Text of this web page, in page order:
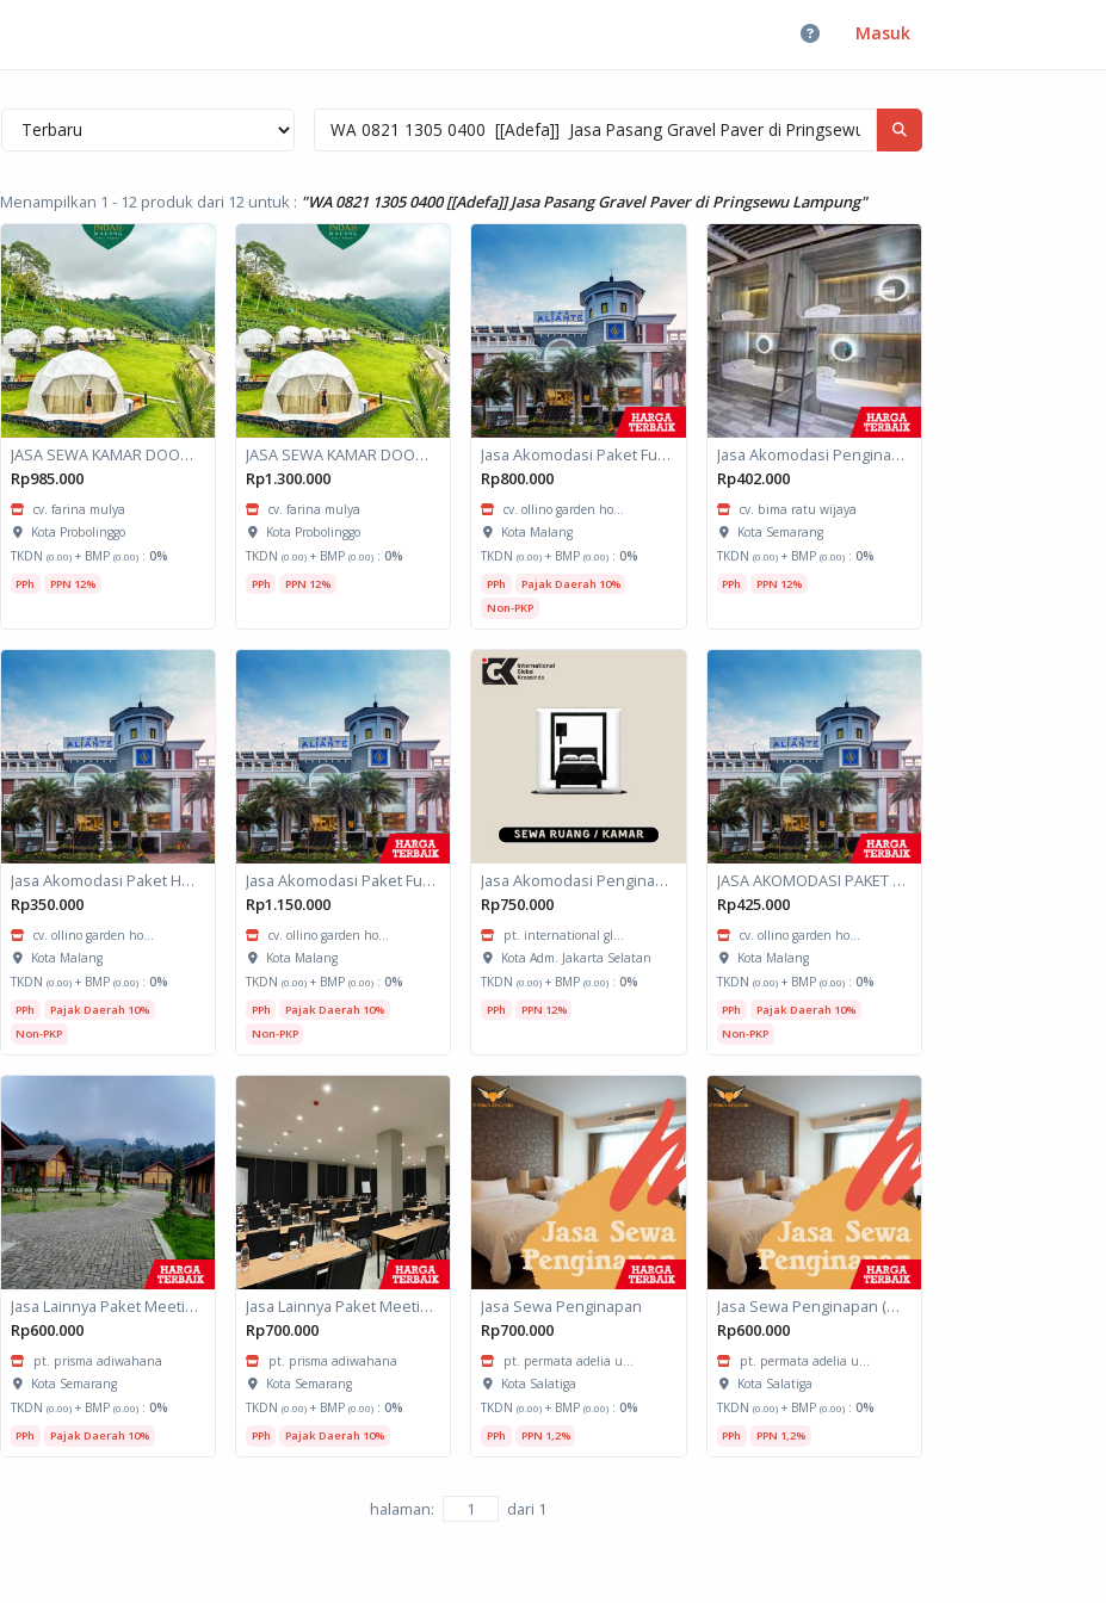
Masuk
Menampilkan 1 - 12 produk dari 12 untuk : "WA 0821 1305 0400 [[Adefa]] Jasa Pasang Gravel Paver di Pringsewu Lampung"
JASA SEWA KAMAR DOOM / GLAMPING kapasitas 2 orang
Rp985.000
cv. farina mulya
Kota Probolinggo
TKDN (0.00)+ BMP (0.00): 0%
PPh PPN 12%
JASA SEWA KAMAR DOOM / GLAMPING kapasitas 6 orang
Rp1.300.000
cv. farina mulya
Kota Probolinggo
TKDN (0.00)+ BMP (0.00): 0%
PPh PPN 12%
Jasa Akomodasi Paket Fullboard Twin Hotel Kota Malang
Rp800.000
cv. ollino garden ho...
Kota Malang
TKDN(0.00) + BMP(0.00) :0%
PPh
Pajak Daerah 10%
Non-PKP
Jasa Akomodasi Penginapan
Rp402.000
cv. bima ratu wijaya
Kota Semarang
TKDN (0.00)+ BMP (0.00): 0%
PPh PPN 12%
Jasa Akomodasi Paket Halfday Hotel Kota Malang
Rp350.000
cv. ollino garden ho...
Kota Malang
TKDN (0.00)+ BMP (0.00): 0%
PPh
Pajak Daerah 10%
Non-PKP
Jasa Akomodasi Paket Fullboard Twin share Hotel Kota Malang
Rp1.150.000
cv. ollino garden ho...
Kota Malang
TKDN (0.00)+ BMP (0.00): 0%
PPh
Pajak Daerah 10%
Non-PKP
Jasa Akomodasi Penginapan
Rp750.000
pt. international gl...
Kota Adm. Jakarta Selatan
TKDN(0.00) + BMP(0.00) :0%
PPh PPN 12%
JASA AKOMODASI PAKET MEETING FULLDAY HOTEL KOTA MALANG
Rp425.000
cv. ollino garden ho...
Kota Malang
TKDN (0.00)+ BMP (0.00): 0%
PPh
Pajak Daerah 10%
Non-PKP
Jasa Lainnya Paket Meeting Luar Kota Hari Bumi 2
Rp600.000
pt. prisma adiwahana
Kota Semarang
TKDN (0.00)+ BMP (0.00): 0%
PPh Pajak Daerah 10%
Jasa Lainnya Paket Meeting Luar Kota Hari Bumi 1
Rp700.000
pt. prisma adiwahana
Kota Semarang
TKDN (0.00)+ BMP (0.00): 0%
PPh Pajak Daerah 10%
Jasa Sewa Penginapan
Rp700.000
pt. permata adelia u...
Kota Salatiga
TKDN(0.00) + BMP(0.00) :0%
PPh PPN 1,2%
Jasa Sewa Penginapan (Biro Perjalanan)
Rp600.000
pt. permata adelia u...
Kota Salatiga
TKDN (0.00)+ BMP (0.00): 0%
PPh PPN 1,2%
halaman: dari 1